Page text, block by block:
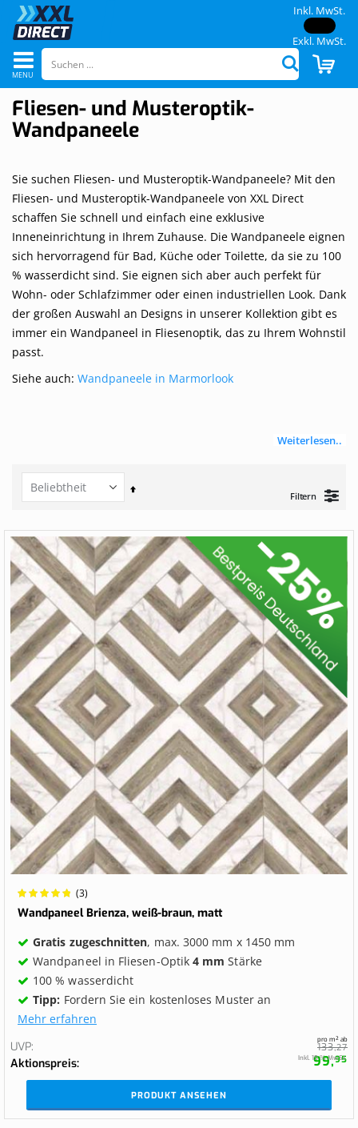
Navigation
umschalten SuchenCART
Inkl. MwSt.
Exkl. MwSt.
Weiterlesen..
Fliesen- und Musteroptik-
Wandpaneele
Sie suchen Fliesen- und Musteroptik-Wandpaneele? Mit den
Fliesen- und Musteroptik-Wandpaneele von XXL Direct
schaffen Sie schnell und einfach eine exklusive
Inneneinrichtung in Ihrem Zuhause. Die Wandpaneele eignen
sich hervorragend für Bad, Küche oder Toilette, da sie zu 100
% wasserdicht sind. Sie eignen sich aber auch perfekt für
Wohn- oder Schlafzimmer oder einen industriellen Look. Dank
der großen Auswahl an Designs in unserer Kollektion gibt es
immer ein Wandpaneel in Fliesenoptik, das zu Ihrem Wohnstil
passt.
Siehe auch: Wandpaneele in Marmorlook
Set
Filtern
Wertung:
100%
(3)
Wandpaneel Brienza, weiß-braun, matt
Gratis zugeschnitten, max. 3000 mm x 1450 mm
Wandpaneel in Fliesen-Optik4 mm Stärke
100 % wasserdicht
Tipp: Fordern Sie ein kostenloses Muster an
Mehr erfahren
UVP
133,27
Aktionspreis
pro m² ab
99,95
Inkl. 19 % MwSt.
PRODUKT ANSEHEN